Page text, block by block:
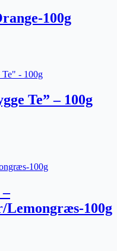
100g
Te” – 100g
–
100g